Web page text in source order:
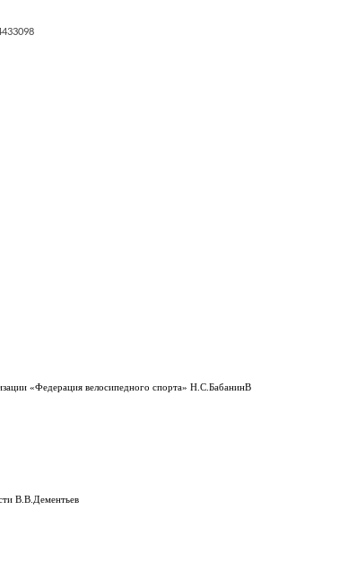
«Федерация велосипедного спорта» Н.С.БабанинВ
В.В.Дементьев